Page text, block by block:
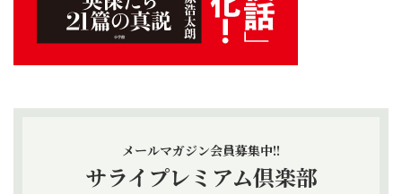
メールマガジン会員募集中!!
サライプレミアム倶楽部